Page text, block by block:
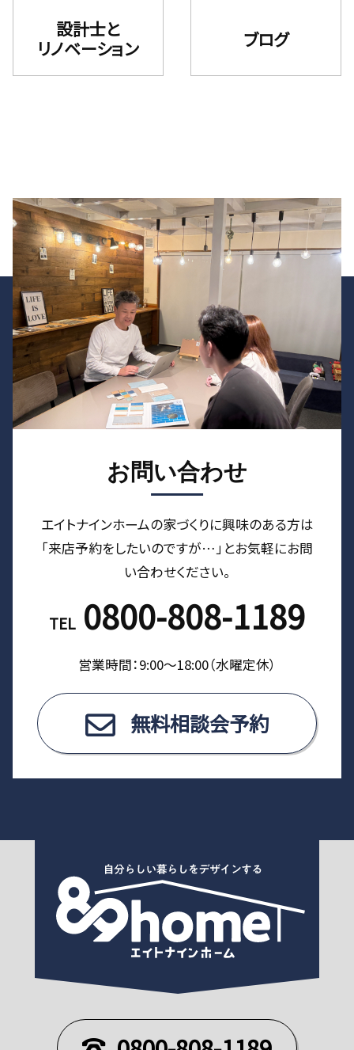
設計士と
リノベーション
ブログ
お問い合わせ
エイトナインホームの家づくりに興味のある⽅は
「来店予約をしたいのですが…」とお気軽にお問
い合わせください。
TEL 0800-808-1189
営業時間：9:00〜18:00（⽔曜定休）
無料相談会予約